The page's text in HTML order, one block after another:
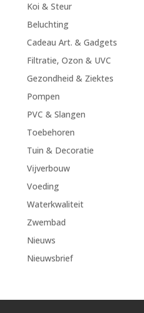
Koi & Steur
Beluchting
Cadeau Art. & Gadgets
Filtratie, Ozon & UVC
Gezondheid & Ziektes
Pompen
PVC & Slangen
Toebehoren
Tuin & Decoratie
Vijverbouw
Voeding
Waterkwaliteit
Zwembad
Nieuws
Nieuwsbrief